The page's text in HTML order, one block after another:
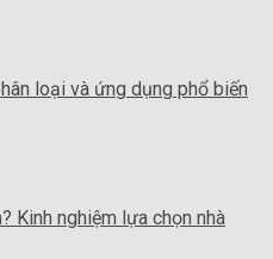
loại và ứng dụng phổ biến
Kinh nghiệm lựa chọn nhà